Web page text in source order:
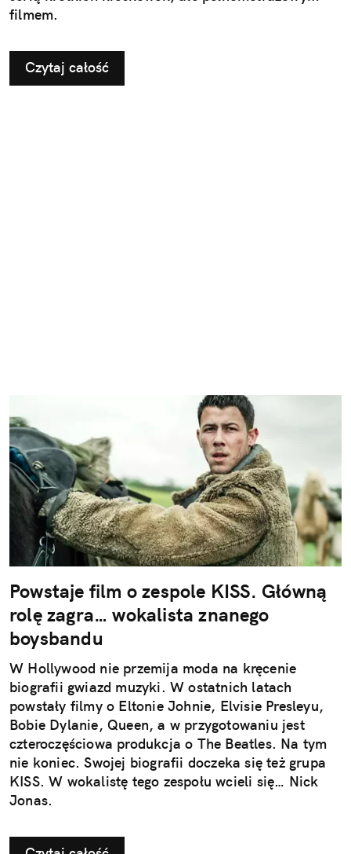
filmem.
Czytaj całość
Powstaje film o zespole KISS. Główną
rolę zagra… wokalista znanego
boysbandu
W Hollywood nie przemija moda na kręcenie
biografii gwiazd muzyki. W ostatnich latach
powstały filmy o Eltonie Johnie, Elvisie Presleyu,
Bobie Dylanie, Queen, a w przygotowaniu jest
czteroczęściowa produkcja o The Beatles. Na tym
nie koniec. Swojej biografii doczeka się też grupa
KISS. W wokalistę tego zespołu wcieli się… Nick
Jonas.